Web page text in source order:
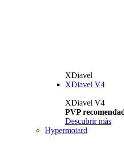
XDiavel
XDiavel V4
XDiavel V4
PVP
Descubrir más
Hypermotard